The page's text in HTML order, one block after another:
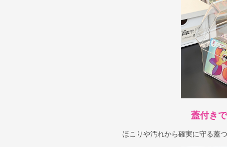
蓋付き
ほこりや汚れから確実に守る蓋